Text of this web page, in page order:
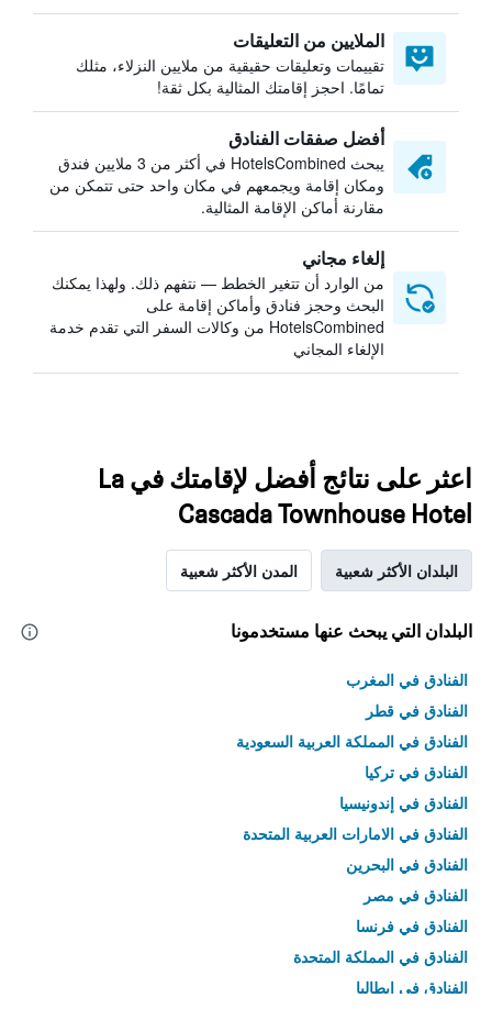
الملايين من التعليقات
تقييمات وتعليقات حقيقية من ملايين النزلاء، مثلك
تمامًا. احجز إقامتك المثالية بكل ثقة!
أفضل صفقات الفنادق
يبحث HotelsCombined في أكثر من 3 ملايين فندق
ومكان إقامة ويجمعهم في مكان واحد حتى تتمكن من
مقارنة أماكن الإقامة المثالية.
إلغاء مجاني
من الوارد أن تتغير الخطط — نتفهم ذلك. ولهذا يمكنك
البحث وحجز فنادق وأماكن إقامة على
HotelsCombined من وكالات السفر التي تقدم خدمة
الإلغاء المجاني
اعثر على نتائج أفضل لإقامتك في La
Cascada Townhouse Hotel
البلدان الأكثر شعبية المدن الأكثر شعبية
البلدان التي يبحث عنها مستخدمونا
الفنادق في المغرب
الفنادق في قطر
الفنادق في المملكة العربية السعودية
الفنادق في تركيا
الفنادق في إندونيسيا
الفنادق في الامارات العربية المتحدة
الفنادق في البحرين
الفنادق في مصر
الفنادق في فرنسا
الفنادق في المملكة المتحدة
الفنادق في إيطاليا